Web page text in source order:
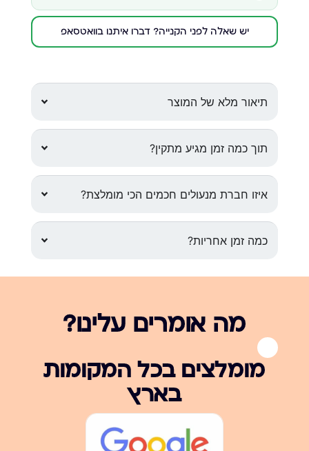
יש שאלה לפני הקנייה? דברו איתנו בוואטסאפ
תיאור מלא של המוצר
תוך כמה זמן מגיע מתקין?
איזו חברת מנעולים חכמים הכי מומלצת?
כמה זמן אחריות?
מה אומרים עלינו?
מומלצים בכל המקומות
בארץ